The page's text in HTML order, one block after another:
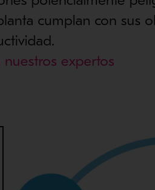
cumplan con sus
expertos